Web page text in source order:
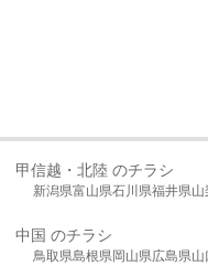
甲信越・北陸 のチラシ
新潟県富山県石川県福井県
中国 のチラシ
鳥取県島根県岡山県広島県山